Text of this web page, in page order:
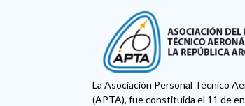
La Asociación Personal Técnico
(APTA), fue constituida el 11 de